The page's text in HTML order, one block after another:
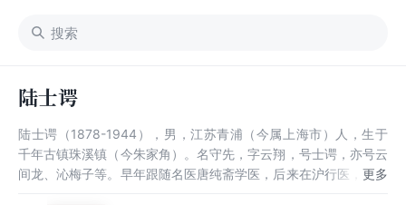
陆士谔
陆士谔（1878-1944），男，江苏青浦（今属上海市）人，生于
千年古镇珠溪镇（今朱家角）。名守先，字云翔，号士谔，亦号云
间龙、沁梅子等。早年跟随名医唐纯斋学医，后来在沪行医，一边